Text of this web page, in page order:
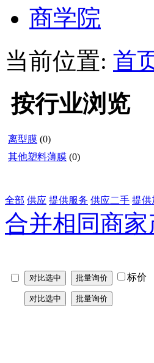
商学院
当前位置: 首
按行业浏览
离型膜 (0)
其他塑料薄膜 (0)
全部 供应 提供服务 供应二手 提供
合并相同商家
标价